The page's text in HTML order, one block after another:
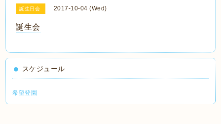
誕生日会 2017-10-04 (Wed)
誕生会
スケジュール
希望登園